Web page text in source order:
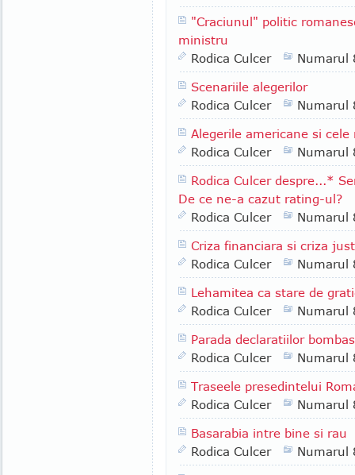
"Craciunul" politic
ministru
Rodica Culcer
Numarul
Scenariile alegerilor
Rodica Culcer
Numarul
Alegerile americane si cele
Rodica Culcer
Numarul
Rodica Culcer despre...*
De ce ne-a cazut rating-ul?
Rodica Culcer
Numarul
Criza financiara si criza
Rodica Culcer
Numarul
Lehamitea ca stare de
Rodica Culcer
Numarul
Parada declaratiilor
Rodica Culcer
Numarul
Traseele presedintelui
Rodica Culcer
Numarul
Basarabia intre bine si rau
Rodica Culcer
Numarul